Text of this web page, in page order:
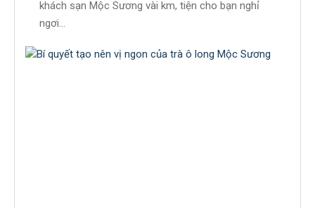
khách sạn Mộc Sương vài km, tiện cho bạn nghỉ
ngơi...